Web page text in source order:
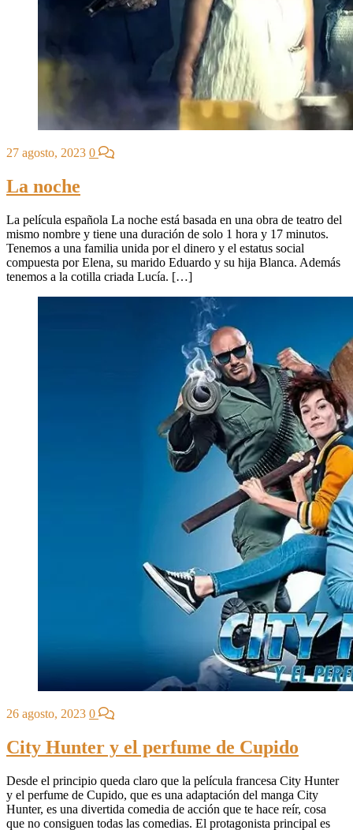
27 agosto, 2023 0
La noche
La película española La noche está basada en una obra de teatro del
mismo nombre y tiene una duración de solo 1 hora y 17 minutos.
Tenemos a una familia unida por el dinero y el estatus social
compuesta por Elena, su marido Eduardo y su hija Blanca. Además
tenemos a la cotilla criada Lucía. […]
26 agosto, 2023 0
City Hunter y el perfume de Cupido
Desde el principio queda claro que la película francesa City Hunter
y el perfume de Cupido, que es una adaptación del manga City
Hunter, es una divertida comedia de acción que te hace reír, cosa
que no consiguen todas las comedias. El protagonista principal es